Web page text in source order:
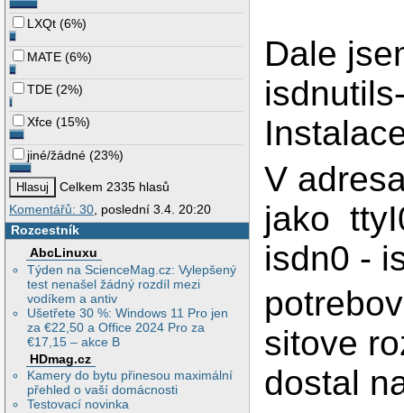
LXQt (6%)
MATE (6%)
TDE (2%)
Xfce (15%)
jiné/žádné (23%)
Celkem 2335 hlasů
Komentářů: 30, poslední 3.4. 20:20
Rozcestník
AbcLinuxu
Týden na ScienceMag.cz: Vylepšený
test nenašel žádný rozdíl mezi
vodíkem a antiv
Ušetřete 30 %: Windows 11 Pro jen
za €22,50 a Office 2024 Pro za
€17,15 – akce B
HDmag.cz
Kamery do bytu přinesou maximální
přehled o vaší domácnosti
Testovací novinka
Dale
V
jako
isdn0 -
sitove
dostal